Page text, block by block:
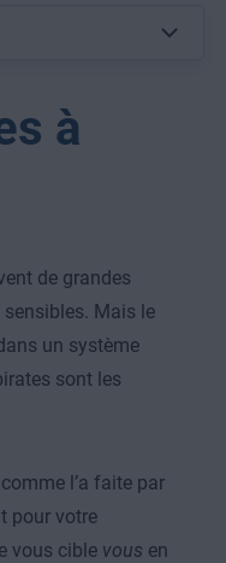
à
de grandes
Mais le
un système
sont les
l’a faite par
pour votre
vous cible vous en